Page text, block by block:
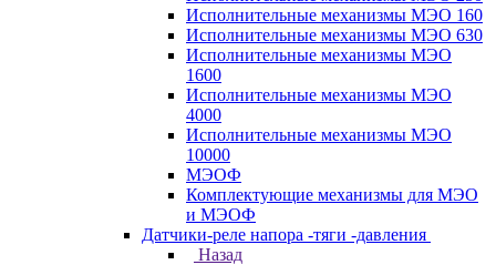
Исполнительные механизмы МЭО 160
Исполнительные механизмы МЭО 630
Исполнительные механизмы МЭО
1600
Исполнительные механизмы МЭО
4000
Исполнительные механизмы МЭО
10000
МЭОФ
Комплектующие механизмы для МЭО
и МЭОФ
Датчики-реле напора -тяги -давления
Назад